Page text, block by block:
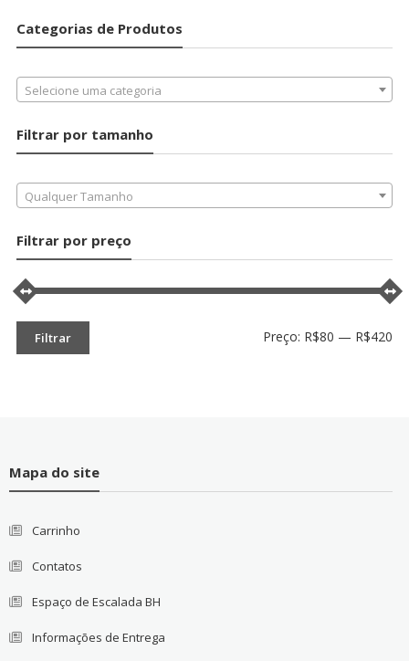
Categorias de Produtos
Selecione uma categoria
Filtrar por tamanho
Qualquer Tamanho
Filtrar por preço
Filtrar Preço: R$80 — R$420
Mapa do site
Carrinho
Contatos
Espaço de Escalada BH
Informações de Entrega